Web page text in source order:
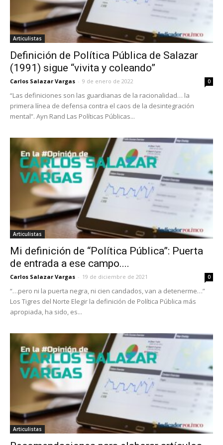
Articulistas
Definición de Política Pública de Salazar
(1991) sigue “vivita y coleando”
Carlos Salazar Vargas - 9 de enero de 2022 0
“Las definiciones son las guardianas de la racionalidad… la
primera línea de defensa contra el caos de la desintegración
mental”. Ayn Rand Las Políticas Públicas...
Articulistas
Mi definición de “Política Pública”: Puerta
de entrada a ese campo....
Carlos Salazar Vargas - 19 de diciembre de 2021 0
“…pero ni la puerta negra, ni cien candados, van a detenerme…”
Los Tigres del Norte Elegir la definición de Política Pública más
apropiada, ha sido, es...
Articulistas